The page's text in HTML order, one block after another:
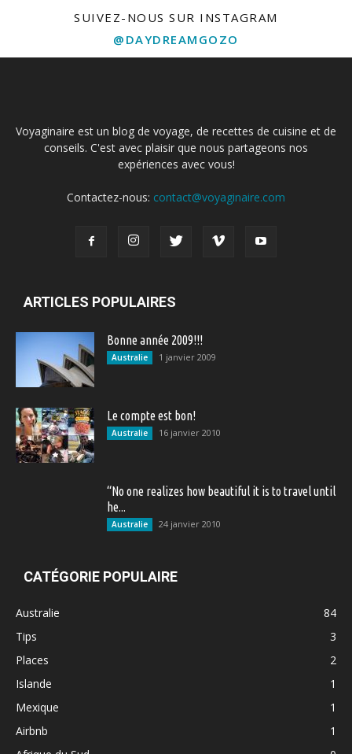
SUIVEZ-NOUS SUR INSTAGRAM
@DAYDREAMGOZO
Voyaginaire est un blog de voyage, de recettes de cuisine et de
conseils. C'est avec plaisir que nous partageons nos
expériences avec vous!
Contactez-nous: contact@voyaginaire.com
ARTICLES POPULAIRES
Bonne année 2009!!!
Australie 1 janvier 2009
Le compte est bon!
Australie 16 janvier 2010
“No one realizes how beautiful it is to travel until
he...
Australie 24 janvier 2010
CATÉGORIE POPULAIRE
Australie
84
Tips
3
Places
2
Islande
1
Mexique
1
Airbnb
1